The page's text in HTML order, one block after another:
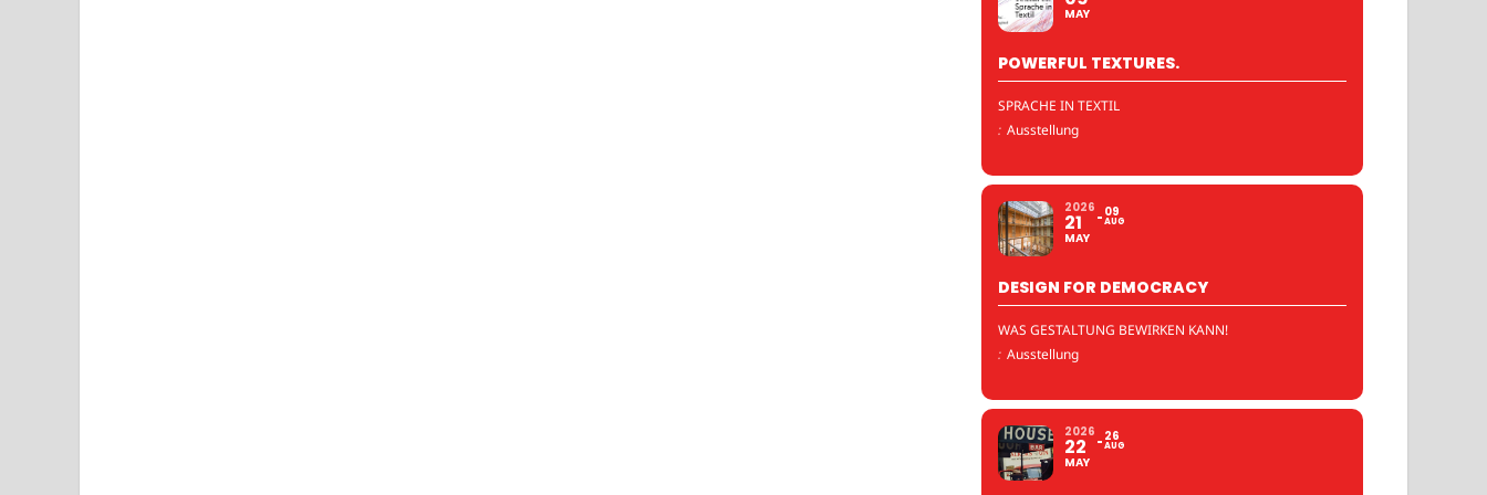
MAY
POWERFUL TEXTURES.
SPRACHE IN TEXTIL
: Ausstellung
2026
21
MAY
09
AUG
DESIGN FOR DEMOCRACY
WAS GESTALTUNG BEWIRKEN KANN!
: Ausstellung
2026
22
MAY
26
AUG